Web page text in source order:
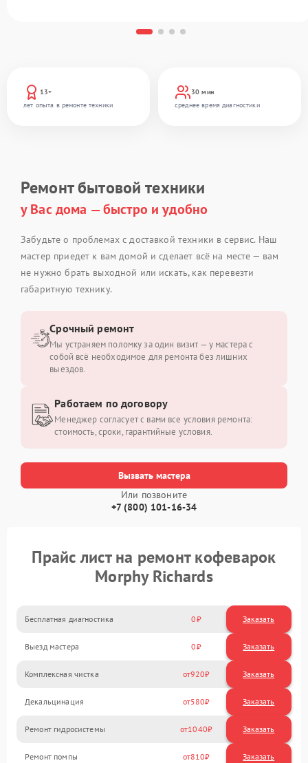
13+
лет опыта в ремонте техники
30 мин
среднее время диагностики
Ремонт бытовой техники
у Вас дома — быстро и удобно
Забудьте о проблемах с доставкой техники в сервис. Наш
мастер приедет к вам домой и сделает всё на месте — вам
не нужно брать выходной или искать, как перевезти
габаритную технику.
Вызвать мастера
Или позвоните
+7 (800) 101-16-34
Срочный ремонт
Мы устраняем поломку за один визит — у мастера с
собой всё необходимое для ремонта без лишних
выездов.
Работаем по договору
Менеджер согласует с вами все условия ремонта:
стоимость, сроки, гарантийные условия.
Прайс лист на ремонт кофеварок
Morphy Richards
Бесплатная диагностика 0 Заказать
Выезд мастера 0 Заказать
Комплексная чистка 920
Декальцинация 580
Ремонт гидросистемы 1040
Ремонт помпы 810